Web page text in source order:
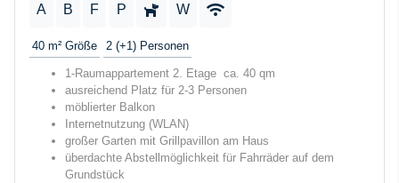
A B F P W
40 m² Größe 2 (+1) Personen
1-Raumappartement 2. Etage ca. 40 qm
ausreichend Platz für 2-3 Personen
möblierter Balkon
Internetnutzung (WLAN)
großer Garten mit Grillpavillon am Haus
überdachte Abstellmöglichkeit für Fahrräder auf dem
Grundstück